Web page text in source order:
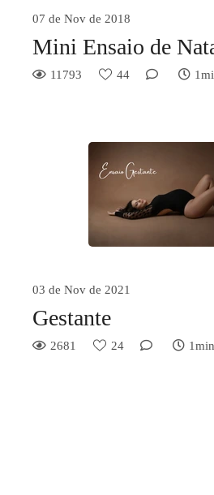
07 de Nov de 2018
Mini Ensaio de
11793 44
03 de Nov de 2021
Gestante
2681 24